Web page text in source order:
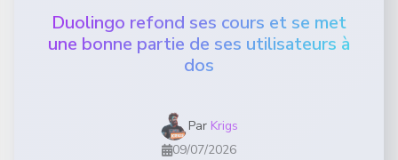
Duolingo refond ses cours et se met
une bonne partie de ses utilisateurs à
dos
Par Krigs
09/07/2026